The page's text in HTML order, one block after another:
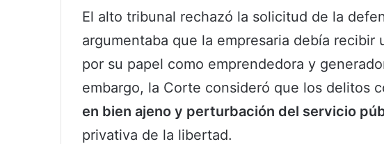
El alto tribunal rechazó la solicitud de la
argumentaba que la empresaria debía
por su papel como emprendedora y
embargo, la Corte consideró que los delitos
en bien ajeno y perturbación del servicio
privativa de la libertad.